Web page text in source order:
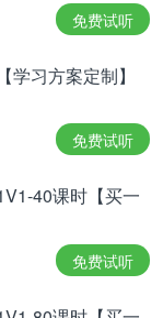
年底就收到
式上班时间前
19次在规定的
月底再次受
止，公司因此
衷是为了管理
两年。但法院
无法证明其提
免费试听
学习方案定制】
免费试听
40课时【买一
免费试听